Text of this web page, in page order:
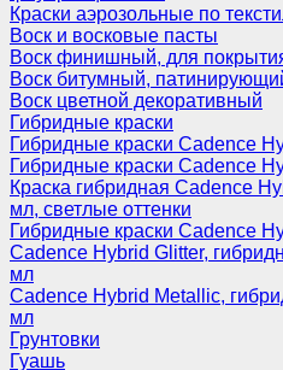
Краски аэрозольные по
Воск и восковые пасты
Воск финишный, для
Воск битумный,
Воск цветной декоративный
Гибридные краски
Гибридные краски Cadence
Гибридные краски Cadence
Краска гибридная Cadence
мл, светлые оттенки
Гибридные краски Cadence
Cadence Hybrid Glitter,
мл
Cadence Hybrid Metallic,
мл
Грунтовки
Гуашь